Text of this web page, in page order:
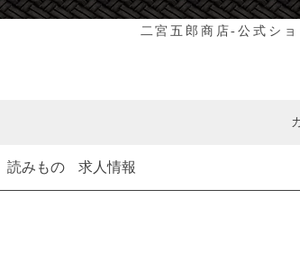
二宮五郎商店-公式ショ
読みもの 求人情報